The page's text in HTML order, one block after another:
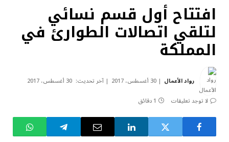
افتتاح أول قسم نسائي
لتلقي اتصالات الطوارئ في
المملكة
رواد الأعمال 30 أغسطس، 2017 آخر تحديث: 30 أغسطس، 2017
لا توجد تعليقات
1 دقائق